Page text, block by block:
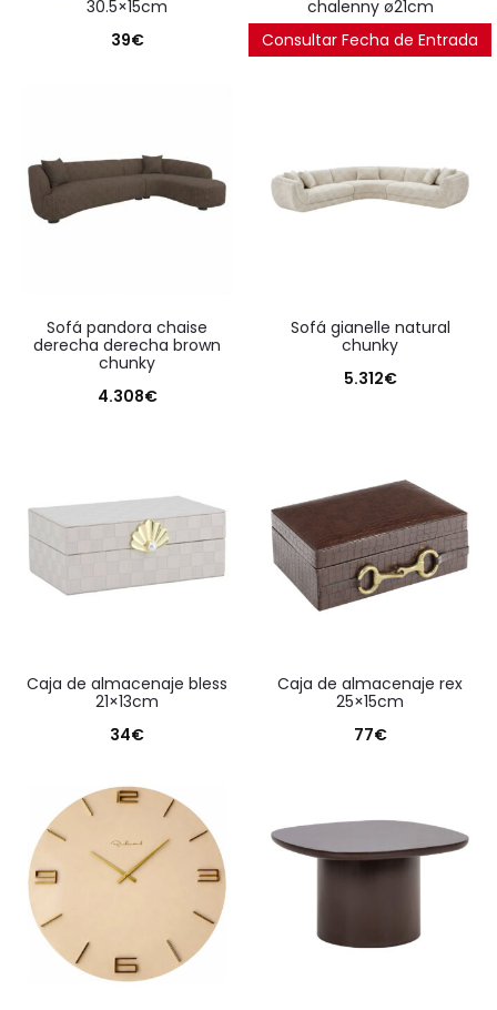
30.5×15cm
39€
chalenny ø21cm
77€
Consultar Fecha de Entrada
sofá pandora chaise
derecha derecha brown
chunky
4.308€
sofá gianelle natural
chunky
5.312€
caja de almacenaje bless
21×13cm
34€
caja de almacenaje rex
25×15cm
77€